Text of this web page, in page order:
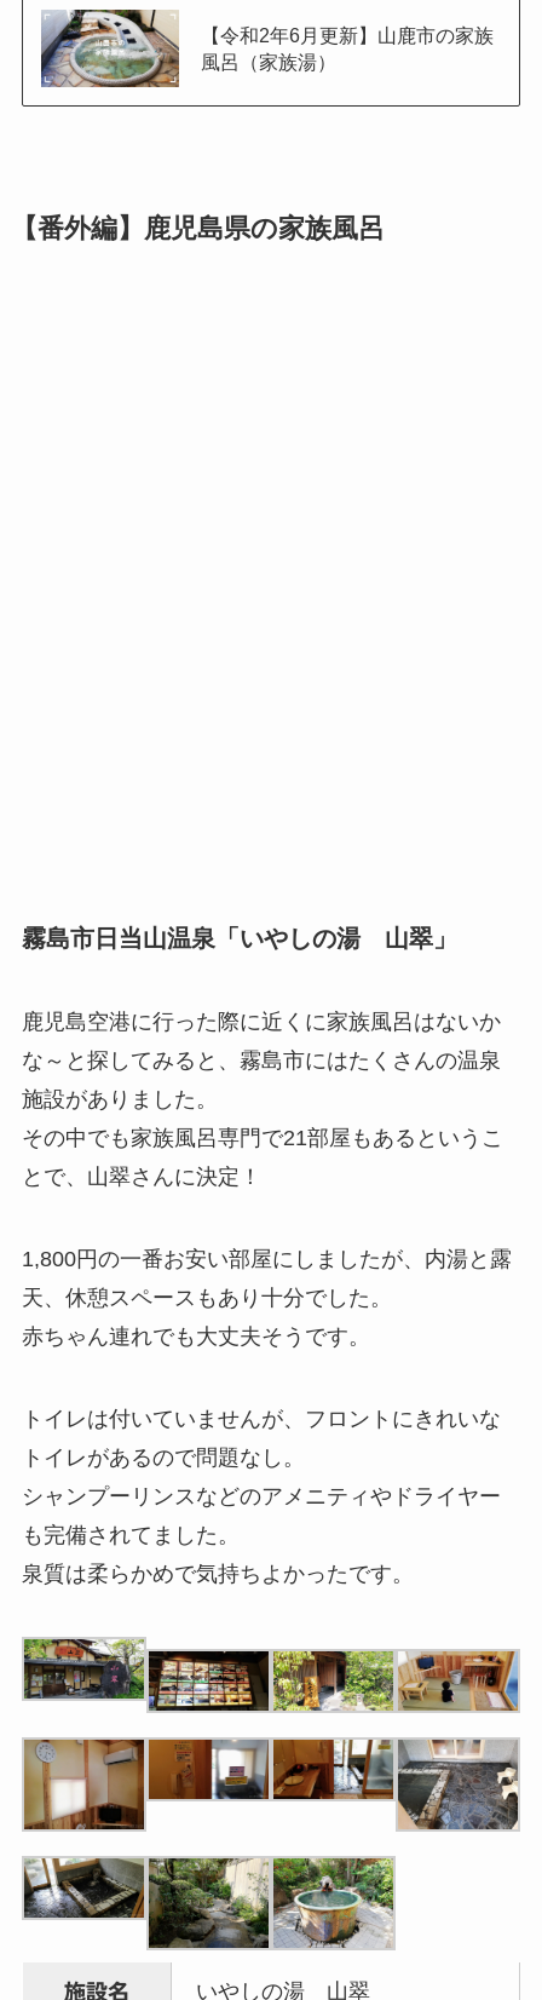
【令和2年6月更新】山鹿市の家族
風呂（家族湯）
【番外編】鹿児島県の家族風呂
霧島市日当山温泉「いやしの湯 山翠」
鹿児島空港に行った際に近くに家族風呂はないか
な～と探してみると、霧島市にはたくさんの温泉
施設がありました。
その中でも家族風呂専門で21部屋もあるというこ
とで、山翠さんに決定！
1,800円の一番お安い部屋にしましたが、内湯と露
天、休憩スペースもあり十分でした。
赤ちゃん連れでも大丈夫そうです。
トイレは付いていませんが、フロントにきれいな
トイレがあるので問題なし。
シャンプーリンスなどのアメニティやドライヤー
も完備されてました。
泉質は柔らかめで気持ちよかったです。
施設名 いやしの湯 山翠